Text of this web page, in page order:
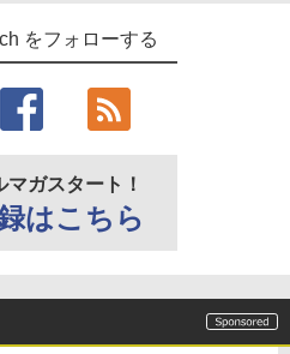
をフォローする
マガスタート！
はこちら